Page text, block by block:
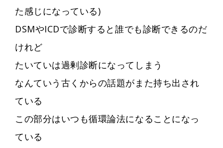
た感じになっている)
DSMやICDで診断すると誰でも診断できるのだ
けれど
たいていは過剰診断になってしまう
なんていう古くからの話題がまた持ち出され
ている
この部分はいつも循環論法になることになっ
ている